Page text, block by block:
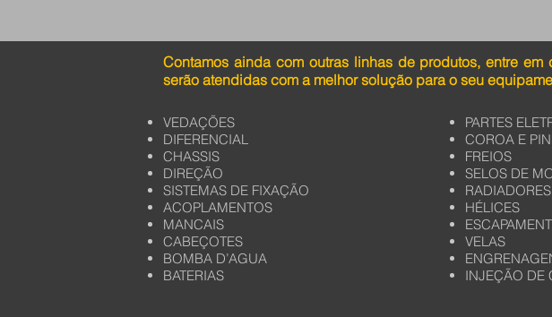
Contamos ainda com outras linhas de produtos, entre
serão atendidas com a melhor solução para o seu
VEDAÇÕES
DIFERENCIAL
CHASSIS
DIREÇÃO
SISTEMAS DE FIXAÇÃO
ACOPLAMENTOS
MANCAIS
CABEÇOTES
BOMBA D’AGUA
BATERIAS
PARTES
COROA E
FREIOS
SELOS DE
RADIADORES
HÉLICES
VELAS
INJEÇÃO DE